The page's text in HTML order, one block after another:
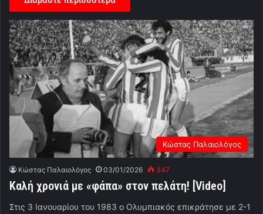
Κώστας Παλαιολόγος
Κώστας Παλαιολόγος 03/01/2026 347
Καλή χρονιά με «φάπα» στον πελάτη! [Video]
Στις 3 Ιανουαρίου του 1983 ο Ολυμπιακός επικράτησε με 2-1